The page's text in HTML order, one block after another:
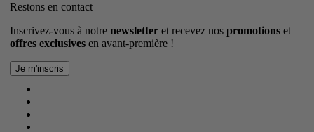
Restons en contact
Inscrivez-vous à notre newsletter et recevez nos promotions et
offres exclusives en avant-première !